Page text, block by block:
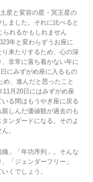
星と変容の星・冥王星の
ました。それに比べると
られるかもしれません
年と変わらずうお座に
来たりするため、心の深
非常に落ち着かない年に
にみずがめ座に入るもの
め、進んだと思ったこと
月20日にはみずがめ座
る間はもうやぎ座に戻る
しんだ価値観が過去のも
ンダードになる。そのよ
。
織」「年功序列」。そんな
「ジェンダーフリー」
くでしょう。